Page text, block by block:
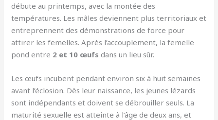
débute au printemps, avec la montée des
températures. Les mâles deviennent plus territoriaux et
entreprennent des démonstrations de force pour
attirer les femelles. Après l’accouplement, la femelle
pond entre 2 et 10 œufs dans un lieu sûr.
Les œufs incubent pendant environ six à huit semaines
avant l’éclosion. Dès leur naissance, les jeunes lézards
sont indépendants et doivent se débrouiller seuls. La
maturité sexuelle est atteinte à l’âge de deux ans, et